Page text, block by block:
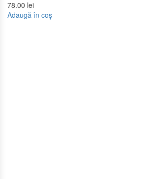
78.00 lei
Adaugă în coș